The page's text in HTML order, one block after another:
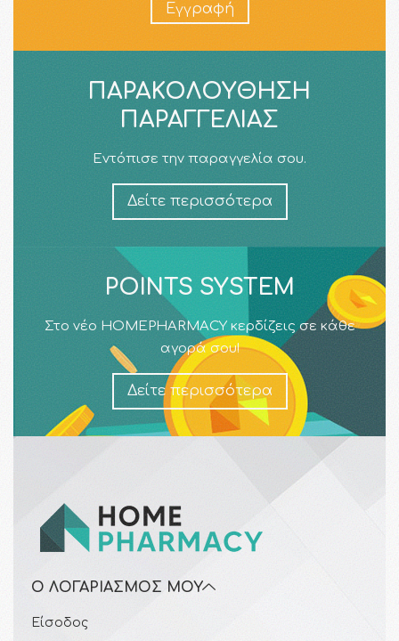
Εγγραφή
ΠΑΡΑΚΟΛΟΎΘΗΣΗ
ΠΑΡΑΓΓΕΛΊΑΣ
Εντόπισε την παραγγελία σου.
Δείτε περισσότερα
POINTS SYSTEM
Στο νέο HOMEPHARMACY κερδίζεις σε κάθε
αγορά σου!
Δείτε περισσότερα
Ο ΛΟΓΑΡΙΑΣΜΌΣ ΜΟΥ
Είσοδος